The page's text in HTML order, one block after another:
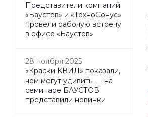
Представители компаний
«Баустов» и «ТехноСонус»
провели рабочую встречу
в офисе «Баустов»
28 ноября 2025
«Краски КВИЛ» показали,
чем могут удивить — на
семинаре БАУСТОВ
представили новинки